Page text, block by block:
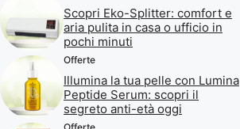
Scopri Eko-Splitter: comfort e
aria pulita in casa o ufficio in
pochi minuti
Offerte
Illumina la tua pelle con Lumina
Peptide Serum: scopri il
segreto anti-età oggi